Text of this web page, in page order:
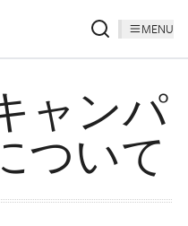
MENU
ャンパ
ついて